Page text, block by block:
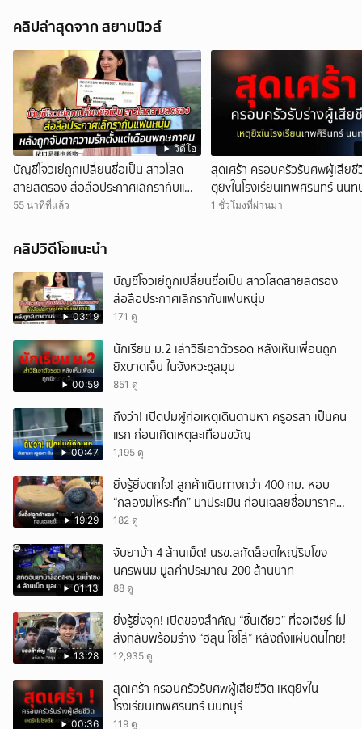
คลิปล่าสุดจาก สยามนิวส์
วิดีโอ
บัญชีโจวเย่ถูกเปลี่ยนชื่อเป็น สาวโสด
สายสตรอง ส่อลือประกาศเลิกรากับแฟน
หนุ่ม
55 นาทีที่แล้ว
สุดเศร้า ครอบครัวรับศwผู้เสียชี
ตุยิvในโรงเรียนเทพศิรินทร์ นนท
1 ชั่วโมงที่ผ่านมา
คลิปวิดีโอแนะนำ
03:19
บัญชีโจวเย่ถูกเปลี่ยนชื่อเป็น สาวโสดสายสตรอง
ส่อลือประกาศเลิกรากับแฟนหนุ่ม
171 ดู
00:59
นักเรียน ม.2 เล่าวิธีเอาตัวรอด หลังเห็นเพื่อนถูก
ยิxบาดเจ็บ ในจังหวะชุลมุน
851 ดู
00:47
ถึงว่า! เปิดปมผู้ก่อเหตุเดินตามหา ครูอรสา เป็นคน
แรก ก่อนเกิดเหตุสะเทือนขวัญ
1,195 ดู
19:29
ยิ่งรู้ยิ่งตกใจ! ลูกค้าเดินทางกว่า 400 กม. หอบ
“กลองมโหระทึก” มาประเมิน ก่อนเฉลยซื้อมาราคา
เท่าไหร่?
182 ดู
01:13
จับยาบ้า 4 ล้านเม็ด! นรข.สกัดล็อตใหญ่ริมโขง
นครพนม มูลค่าประมาณ 200 ล้านบาท
88 ดู
13:28
ยิ่งรู้ยิ่งจุก! เปิดของสำคัญ “ชิ้นเดียว” ที่จอเจียร์ ไม่
ส่งกลับพร้อมร่าง “ฮลุน โซโล่” หลังถึงแผ่นดินไทย!
12,935 ดู
00:36
สุดเศร้า ครอบครัวรับศwผู้เสียชีวิต เหตุยิvใน
โรงเรียนเทพศิรินทร์ นนทบุรี
119 ดู